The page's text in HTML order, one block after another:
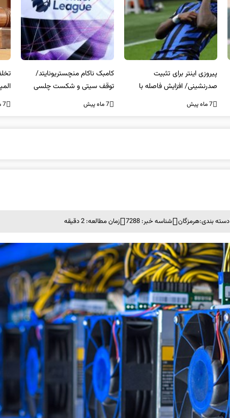
کامبک ناکام منچستریونایتد/
توقف سیتی و شکست چلسی
7 ماه پیش
تخلفات مالی در هیئت رشته‌ای
المپیکی در مازندران
7 ماه پیش 7
دسته بندی:هرمزگان شناسه خبر: 7288 زمان مطالعه: 2 دقیقه